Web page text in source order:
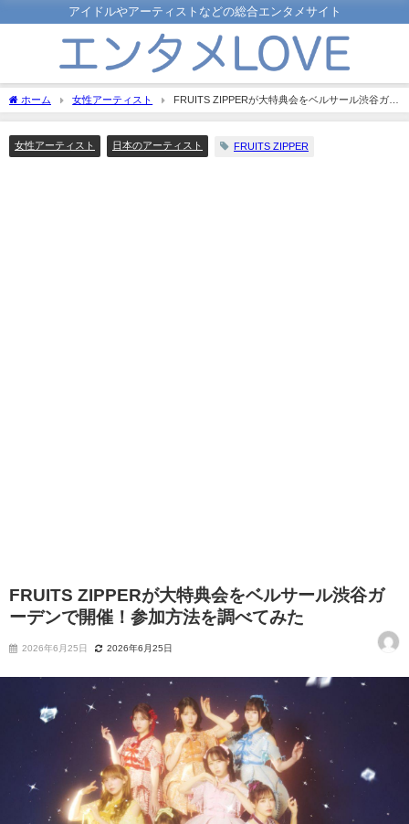
アイドルやアーティストなどの総合エンタメサイト
ホーム 女性アーティスト
FRUITS ZIPPERが大特典会をベルサール渋谷ガー
デンで開催！参加方法を調べてみた
女性アーティスト 日本のアーティスト FRUITS ZIPPER
FRUITS ZIPPERが大特典会をベルサール渋谷ガ
ーデンで開催！参加方法を調べてみた
2026年6月25日 2026年6月25日